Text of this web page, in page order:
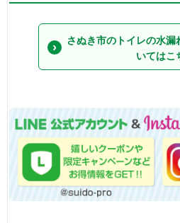
さぬき市のトイレの水漏
いてはこ